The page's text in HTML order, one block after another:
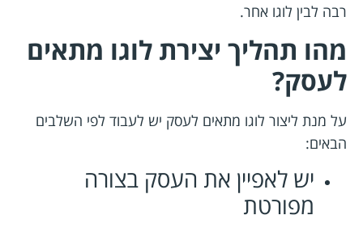
רבה לבין לוגו אחר.
מהו תהליך יצירת לוגו מתאים
לעסק?
על מנת ליצור לוגו מתאים לעסק יש לעבוד לפי השלבים
הבאים:
יש לאפיין את העסק בצורה
מפורטת